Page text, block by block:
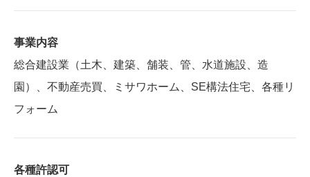
事業内容
総合建設業（土木、建築、舗装、管、水道施設、造
園）、不動産売買、ミサワホーム、SE構法住宅、各種リ
フォーム
各種許認可